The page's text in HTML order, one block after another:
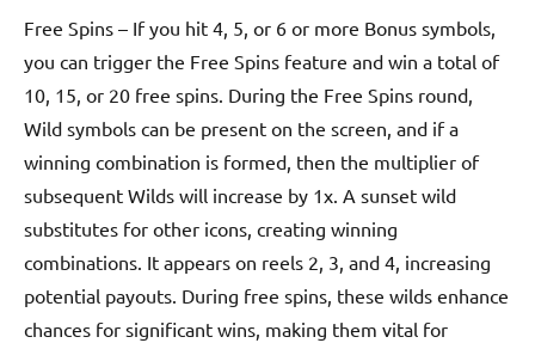
Free Spins – If you hit 4, 5, or 6 or more Bonus symbols,
you can trigger the Free Spins feature and win a total of
10, 15, or 20 free spins. During the Free Spins round,
Wild symbols can be present on the screen, and if a
winning combination is formed, then the multiplier of
subsequent Wilds will increase by 1x. A sunset wild
substitutes for other icons, creating winning
combinations. It appears on reels 2, 3, and 4, increasing
potential payouts. During free spins, these wilds enhance
chances for significant wins, making them vital for